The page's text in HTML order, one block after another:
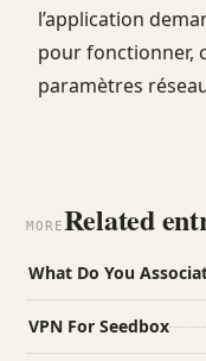
l’application
pour fonctionner,
paramètres
MORERelated
What Do You
VPN For Seedbox